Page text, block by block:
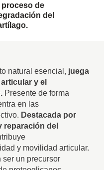
proceso de
del
natural esencial, juega
y el
Presente de forma
en las
Destacada por
reparación del
y movilidad articular.
un precursor